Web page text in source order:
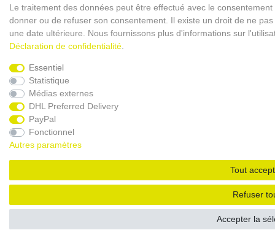
Le traitement des données peut être effectué avec le
donner ou de refuser son consentement. Il existe un droit de ne
une date ultérieure. Nous fournissons plus d'informations sur
Déclaration de confidentialité
Essentiel
Statistique
Médias externes
DHL Preferred Delivery
PayPal
Fonctionnel
Autres paramètres
Tout
Refuser
Accepter la